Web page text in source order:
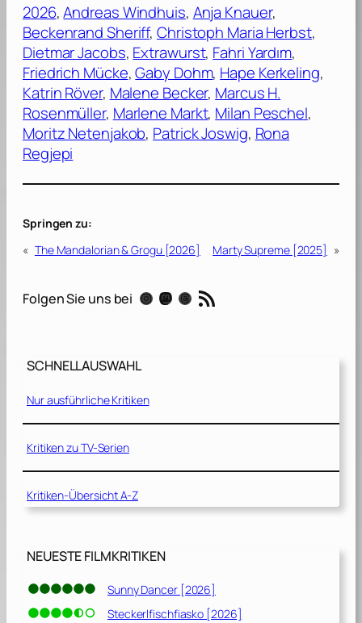
2026, Andreas Windhuis, Anja Knauer
Beckenrand Sheriff, Christoph Maria Herbst
Dietmar Jacobs, Extrawurst, Fahri Yardım
Friedrich Mücke, Gaby Dohm, Hape Kerkeling
Katrin Röver, Malene Becker, Marcus H.
Rosenmüller, Marlene Markt, Milan Peschel
Moritz Netenjakob, Patrick Joswig, Rona
Regjepi
Springen zu:
« The Mandalorian & Grogu [2026] Marty Supreme [2025] »
Folgen Sie uns bei Instagram Mastodon Threads RSS-Feed
SCHNELLAUSWAHL
Nur ausführliche Kritiken
Kritiken zu TV-Serien
Kritiken-Übersicht A-Z
NEUESTE FILMKRITIKEN
Sunny Dancer [2026]
Steckerlfischfiasko [2026]